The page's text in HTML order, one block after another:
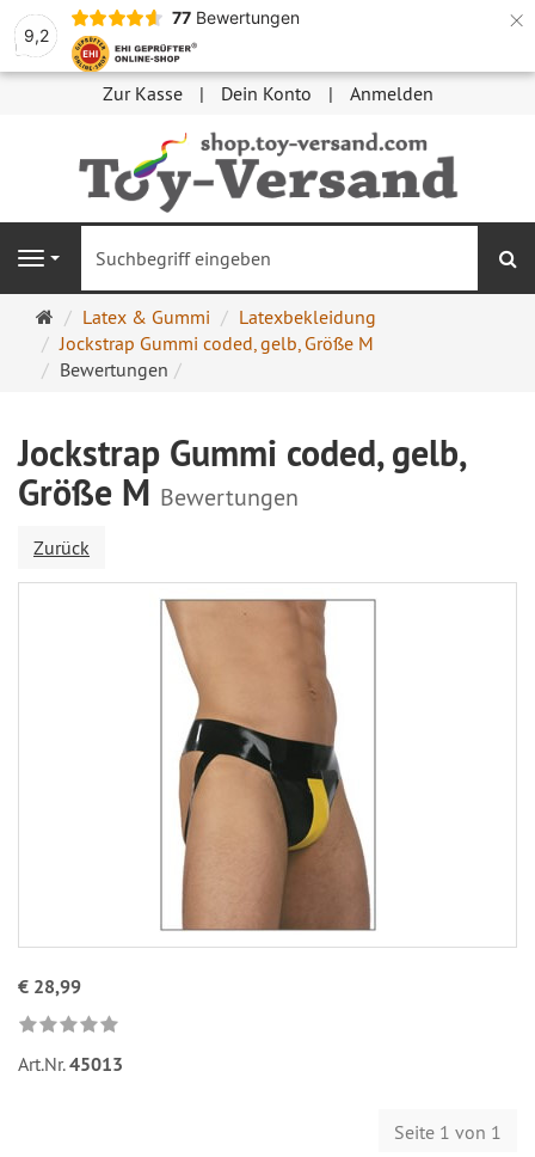
9,2
77 Bewertungen ×
Zur Kasse Dein Konto Anmelden
Navigation
Startseite
Latex & Gummi
Latexbekleidung
Jockstrap Gummi coded, gelb, Größe M
Bewertungen
Jockstrap Gummi coded, gelb,
Größe M Bewertungen
Zurück
€ 28,99
Art.Nr.45013
Seite 1 von 1